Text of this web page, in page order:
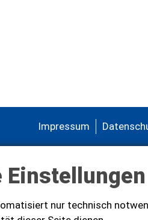
Impressum
Einstellungen
nur technisch